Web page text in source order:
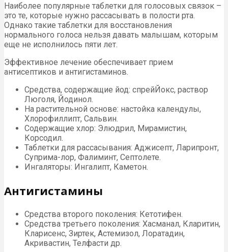
Наиболее популярные таблетки для голосовых связок –
это те, которые нужно рассасывать в полости рта.
Однако такие таблетки для восстановления
нормального голоса нельзя давать малышам, которым
еще не исполнилось пяти лет.
Эффективное лечение обеспечивает прием
антисептиков и антигистаминов.
Средства, содержащие йод: спрейЙокс, раствор
Люголя, Йодинол.
На растительной основе: настойка календулы,
Хлорофиллипт, Сальвин.
Содержащие хлор: Элюдрил, Мирамистин,
Корсодил.
Таблетки для рассасывания: Аджисепт, Ларипронт,
Суприма-лор, Фалиминт, Септолете.
Ингаляторы: Ингалипт, Каметон.
Антигистамины
Средства второго поколения: Кетотифен.
Средства третьего поколения: Хасманал, Кларитин,
Кларисенс, Зиртек, Астемизол, Лоратадин,
Акривастин, Телфасти др.